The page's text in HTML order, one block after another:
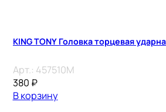
KING TONY Головка торцевая
Арт.: 457510M
380 ₽
В корзину